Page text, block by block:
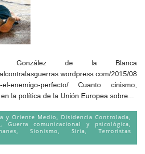
González de la Blanca
2015/08
el-enemigo-perfecto/ Cuanto cinismo,
la política de la Unión Europea sobre...
y Oriente Medio Disidencia Controlada
Guerra comunicacional y psicológica
Sionismo ,Siria ,Terroristas